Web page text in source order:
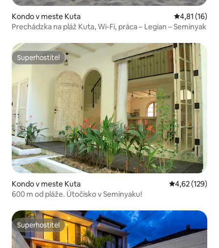
Kondo v meste Kuta Priemerné
4,81 (16)
Prechádzka na pláž Kuta, Wi-Fi, práca – Legian – Seminyak
Superhostiteľ
Superhostiteľ
Kondo v meste Kuta Priemerné
4,62 (129)
600 m od pláže. Útočisko v Seminyaku!
Superhostiteľ
Superhostiteľ